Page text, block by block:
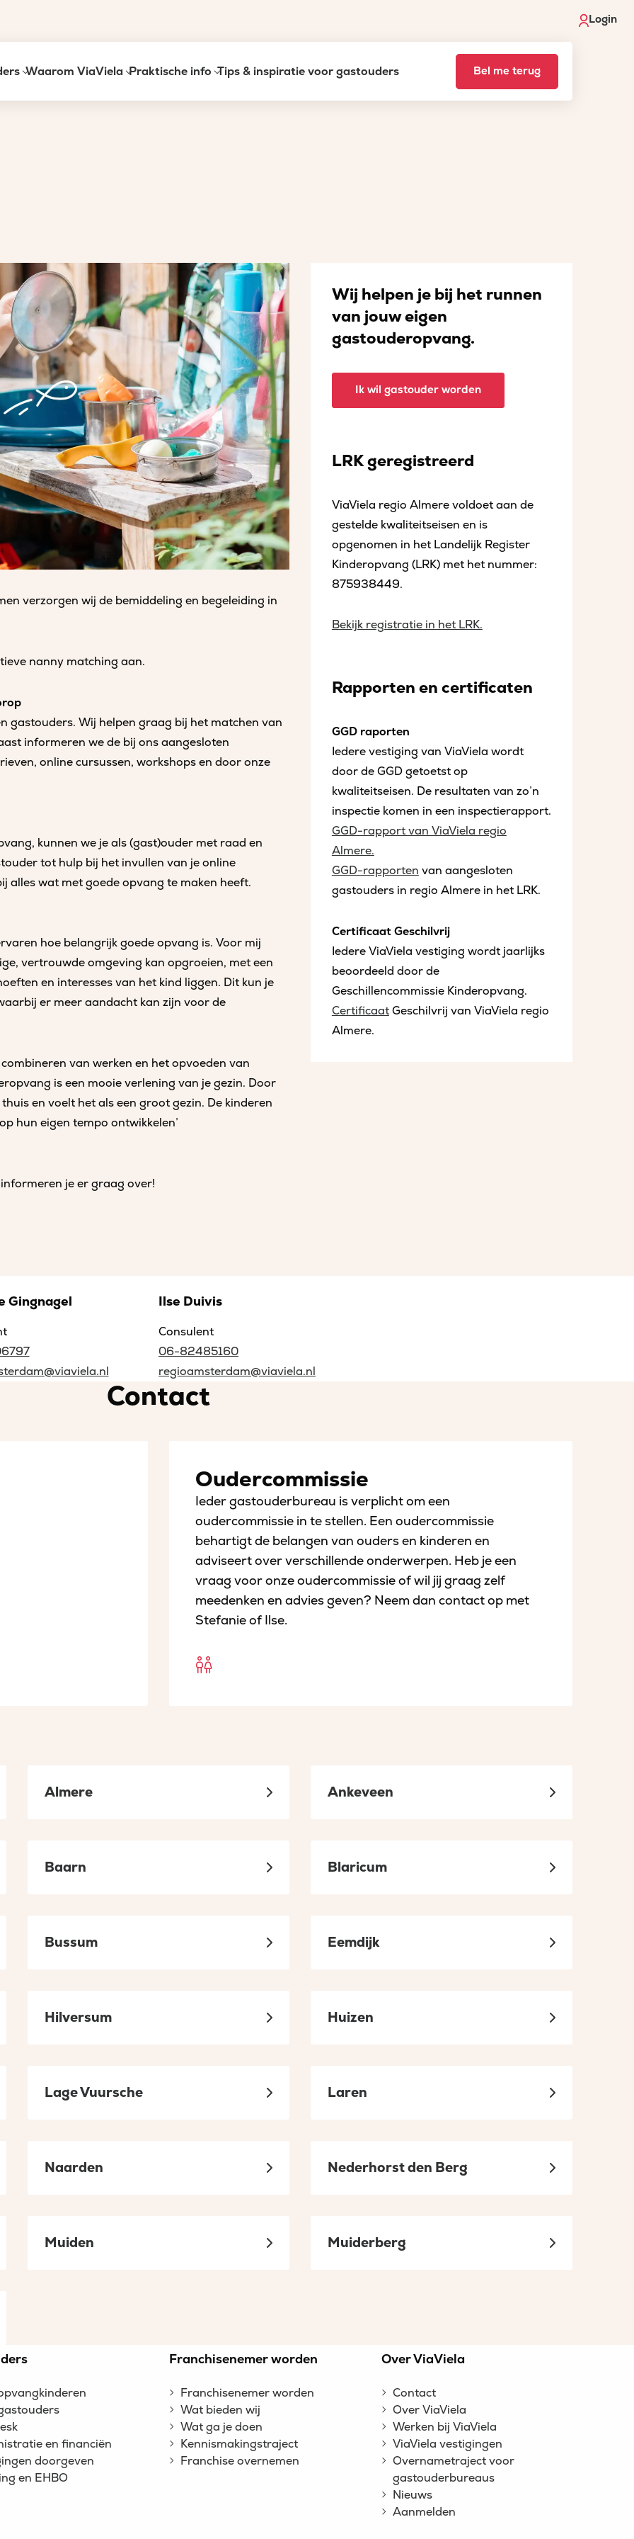
Login
Waarom ViaViela Praktische info Tips & inspiratie voor gastouders Bel me terug
verzorgen wij de bemiddeling en begeleiding in
nanny matching aan.
gastouders. Wij helpen graag bij het matchen van
informeren we de bij ons aangesloten
online cursussen, workshops en door onze
kunnen we je als (gast)ouder met raad en
tot hulp bij het invullen van je online
alles wat met goede opvang te maken heeft.
hoe belangrijk goede opvang is. Voor mij
vertrouwde omgeving kan opgroeien, met een
en interesses van het kind liggen. Dit kun je
er meer aandacht kan zijn voor de
van werken en het opvoeden van
is een mooie verlening van je gezin. Door
en voelt het als een groot gezin. De kinderen
hun eigen tempo ontwikkelen’
je er graag over!
Wij helpen je bij het runnen
van jouw eigen
gastouderopvang.
Ik wil gastouder worden
LRK geregistreerd
ViaViela regio Almere voldoet aan de
gestelde kwaliteitseisen en is
opgenomen in het Landelijk Register
Kinderopvang (LRK) met het nummer:
875938449.
Bekijk registratie in het LRK.
Rapporten en certificaten
GGD raporten
Iedere vestiging van ViaViela wordt
door de GGD getoetst op
kwaliteitseisen. De resultaten van zo’n
inspectie komen in een inspectierapport.
GGD-rapport van ViaViela regio
Almere.
GGD-rapporten van aangesloten
gastouders in regio Almere in het LRK.
Certificaat Geschilvrij
Iedere ViaViela vestiging wordt jaarlijks
beoordeeld door de
Geschillencommissie Kinderopvang.
CertificaatGeschilvrij van ViaViela regio
Almere.
Gingnagel Ilse Duivis
Consulent
06-82485160
regioamsterdam@viaviela.nl
Contact
Oudercommissie
Ieder gastouderbureau is verplicht om een
oudercommissie in te stellen. Een oudercommissie
behartigt de belangen van ouders en kinderen en
adviseert over verschillende onderwerpen. Heb je een
vraag voor onze oudercommissie of wil jij graag zelf
meedenken en advies geven? Neem dan contact op met
Stefanie of Ilse.
Open
Almere Ankeveen
Baarn Blaricum
Bussum Eemdijk
Hilversum Huizen
Lage Vuursche Laren
Naarden Nederhorst den Berg
Muiden Muiderberg
en financiën
doorgeven
en EHBO
Franchisenemer worden
Franchisenemer worden
Wat bieden wij
Wat ga je doen
Kennismakingstraject
Franchise overnemen
Over ViaViela
Contact
Over ViaViela
Werken bij ViaViela
ViaViela vestigingen
Overnametraject voor
gastouderbureaus
Nieuws
Aanmelden